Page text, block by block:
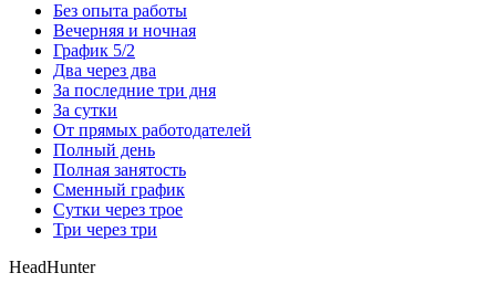
Без опыта работы
Вечерняя и ночная
График 5/2
Два через два
За последние три дня
За сутки
От прямых работодателей
Полный день
Полная занятость
Сменный график
Сутки через трое
Три через три
HeadHunter